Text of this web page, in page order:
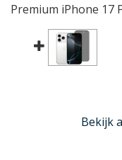
Premium iPhone 17
Bekijk